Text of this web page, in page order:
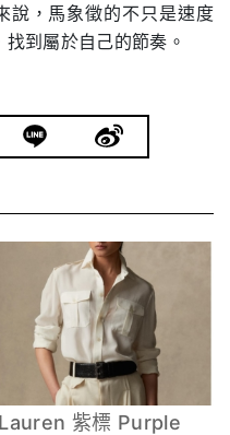
說，馬象徵的不只是速度
到屬於自己的節奏。
紫標 Purple